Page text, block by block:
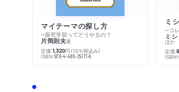
マイテーマの探し方
─探究学習ってどうやるの？
片岡則夫著
定価:1,320円 （10％税込み）
ISBN:978-4-480-25117-6
ミ
ほか
定価:
ISBN: